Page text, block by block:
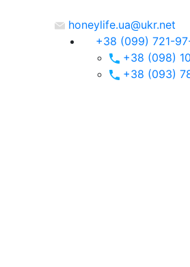
honeylife.ua@ukr.net
+38 (099) 721-
+38 (098)
+38 (093)